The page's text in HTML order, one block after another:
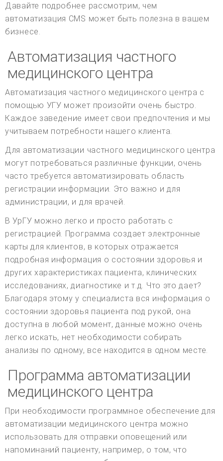
Давайте подробнее рассмотрим, чем
автоматизация CMS может быть полезна в вашем
бизнесе.
Автоматизация частного
медицинского центра
Автоматизация частного медицинского центра с
помощью УГУ может произойти очень быстро.
Каждое заведение имеет свои предпочтения и мы
учитываем потребности нашего клиента.
Для автоматизации частного медицинского центра
могут потребоваться различные функции, очень
часто требуется автоматизировать область
регистрации информации. Это важно и для
администрации, и для врачей.
В УрГУ можно легко и просто работать с
регистрацией. Программа создает электронные
карты для клиентов, в которых отражается
подробная информация о состоянии здоровья и
других характеристиках пациента, клинических
исследованиях, диагностике и т.д. Что это дает?
Благодаря этому у специалиста вся информация о
состоянии здоровья пациента под рукой, она
доступна в любой момент, данные можно очень
легко искать, нет необходимости собирать
анализы по одному, все находится в одном месте.
Программа автоматизации
медицинского центра
При необходимости программное обеспечение для
автоматизации медицинского центра можно
использовать для отправки оповещений или
напоминаний пациенту, например, о том, что